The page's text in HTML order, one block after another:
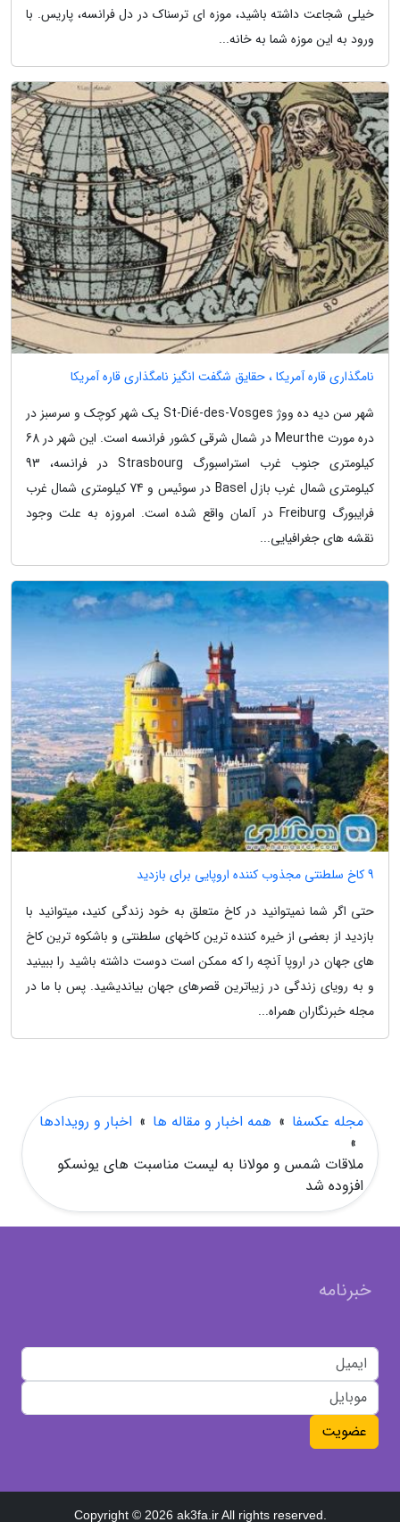
خیلی شجاعت داشته باشید، موزه ای ترسناک در دل فرانسه، پاریس. با
ورود به این موزه شما به خانه...
نامگذاری قاره آمریکا ، حقایق شگفت انگیز نامگذاری قاره آمریکا
شهر سن دیه ده ووژ St-Dié-des-Vosges یک شهر کوچک و سرسبز در
دره مورت Meurthe در شمال شرقی کشور فرانسه است. این شهر در 68
کیلومتری جنوب غرب استراسبورگ Strasbourg در فرانسه، 93
کیلومتری شمال غرب بازل Basel در سوئیس و 74 کیلومتری شمال غرب
فرایبورگ Freiburg در آلمان واقع شده است. امروزه به علت وجود
نقشه های جغرافیایی...
9 کاخ سلطنتی مجذوب کننده اروپایی برای بازدید
حتی اگر شما نمیتوانید در کاخ متعلق به خود زندگی کنید، میتوانید با
بازدید از بعضی از خیره کننده ترین کاخهای سلطنتی و باشکوه ترین کاخ
های جهان در اروپا آنچه را که ممکن است دوست داشته باشید را ببینید
و به رویای زندگی در زیباترین قصرهای جهان بیاندیشید. پس با ما در
مجله خبرنگاران همراه...
مجله عکسفا » همه اخبار و مقاله ها » اخبار و رویدادها
»
ملاقات شمس و مولانا به لیست مناسبت های یونسکو
افزوده شد
خبرنامه
عضویت
Copyright © 2026 ak3fa.ir All rights reserved.